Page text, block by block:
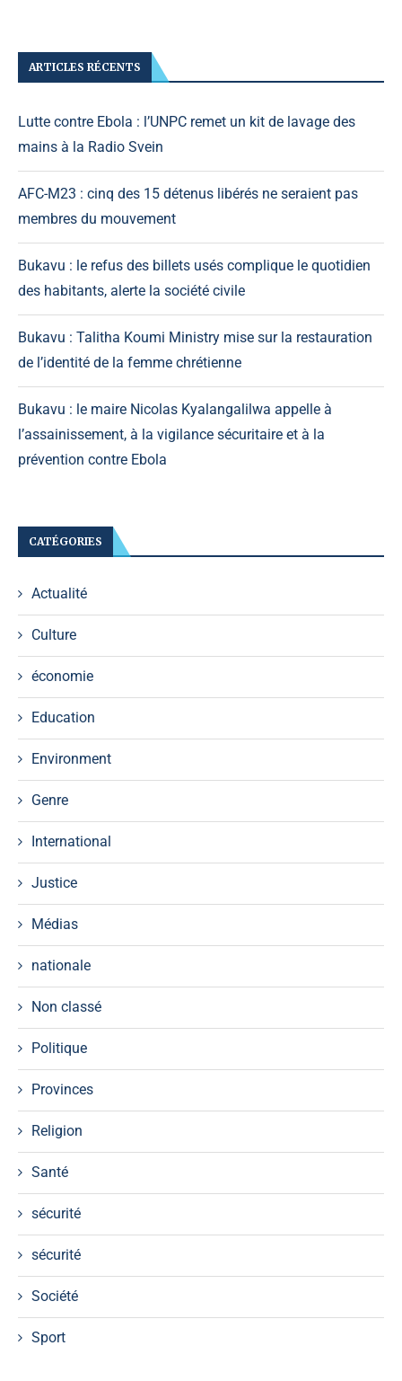
ARTICLES RÉCENTS
Lutte contre Ebola : l’UNPC remet un kit de lavage des
mains à la Radio Svein
AFC-M23 : cinq des 15 détenus libérés ne seraient pas
membres du mouvement
Bukavu : le refus des billets usés complique le quotidien
des habitants, alerte la société civile
Bukavu : Talitha Koumi Ministry mise sur la restauration
de l’identité de la femme chrétienne
Bukavu : le maire Nicolas Kyalangalilwa appelle à
l’assainissement, à la vigilance sécuritaire et à la
prévention contre Ebola
CATÉGORIES
Actualité
Culture
économie
Education
Environment
Genre
International
Justice
Médias
nationale
Non classé
Politique
Provinces
Religion
Santé
sécurité
sécurité
Société
Sport